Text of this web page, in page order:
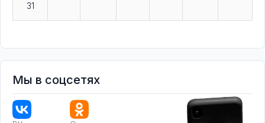
31
Мы в соцсетях